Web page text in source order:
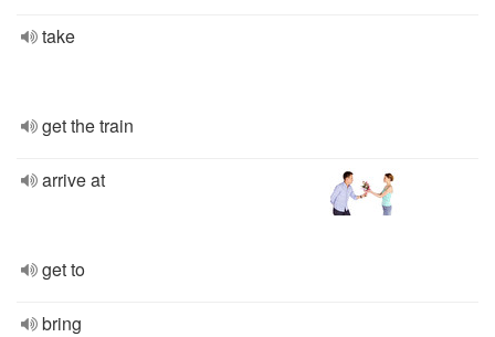
take
get the train
arrive at
get to
bring